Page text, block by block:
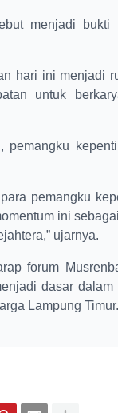
menjadi
hari ini menjadi
untuk
pemangku
pemangku
ini
ujarnya.
forum
dasar
Lampung Timur.